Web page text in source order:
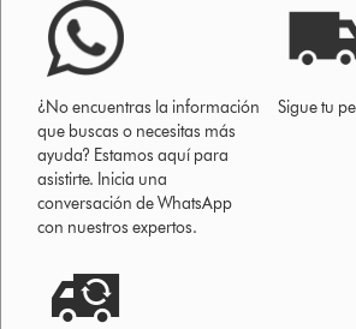
¿No encuentras la información
que buscas o necesitas más
ayuda? Estamos aquí para
asistirte. Inicia una
conversación de WhatsApp
con nuestros expertos.
Sigue tu